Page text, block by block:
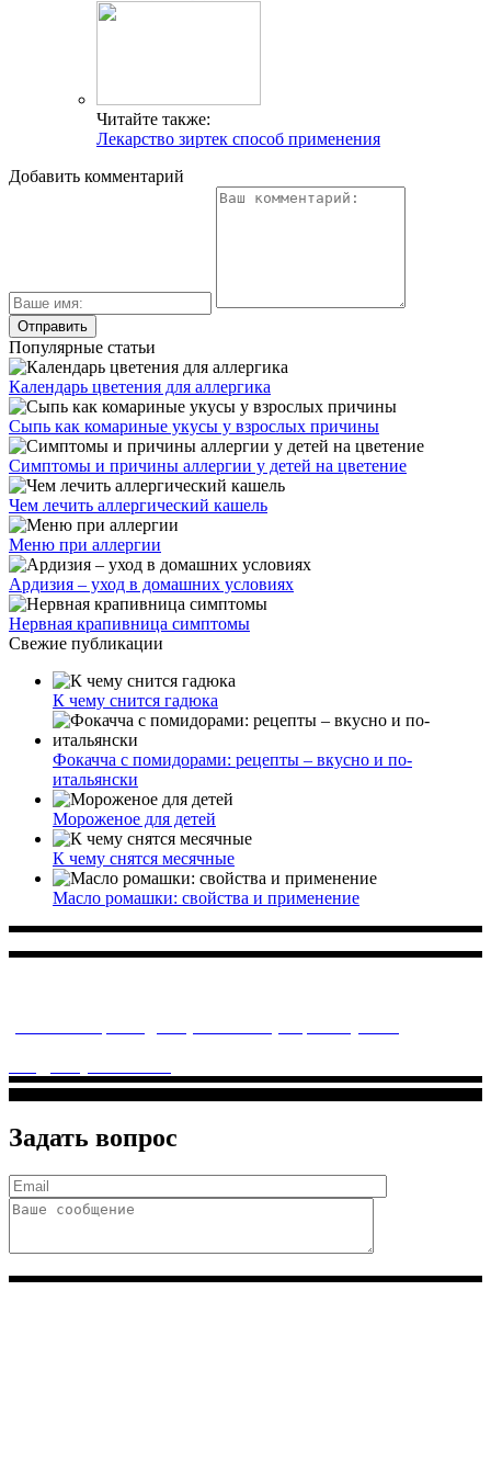
Читайте также:
Лекарство зиртек способ применения
Добавить комментарий
Популярные статьи
Календарь цветения для аллергика
Сыпь как комариные укусы у взрослых причины
Симптомы и причины аллергии у детей на цветение
Чем лечить аллергический кашель
Меню при аллергии
Ардизия – уход в домашних условиях
Нервная крапивница симптомы
Свежие публикации
К чему снится гадюка
Фокачча с помидорами: рецепты – вкусно и по-
итальянски
Мороженое для детей
К чему снятся месячные
Масло ромашки: свойства и применение
Задать вопрос